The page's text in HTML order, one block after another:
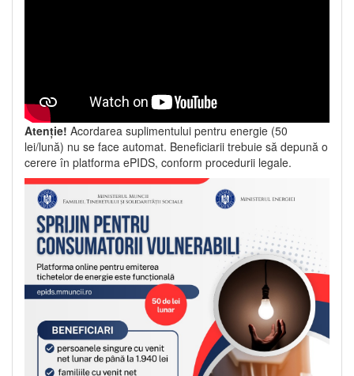
Atenție! Acordarea suplimentului pentru energie (50
lei/lună) nu se face automat. Beneficiarii trebuie să depună o
cerere în platforma ePIDS, conform procedurii legale.